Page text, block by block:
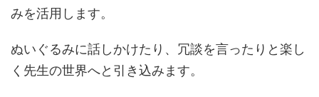
みを活用します。
ぬいぐるみに話しかけたり、冗談を言ったりと楽し
く先生の世界へと引き込みます。